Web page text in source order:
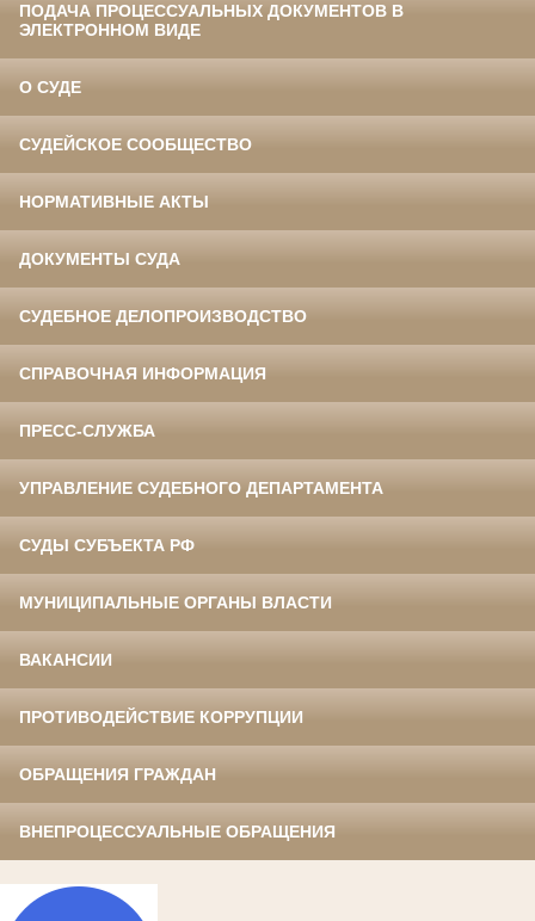
ПОДАЧА ПРОЦЕССУАЛЬНЫХ ДОКУМЕНТОВ В
ЭЛЕКТРОННОМ ВИДЕ
О СУДЕ
СУДЕЙСКОЕ СООБЩЕСТВО
НОРМАТИВНЫЕ АКТЫ
ДОКУМЕНТЫ СУДА
СУДЕБНОЕ ДЕЛОПРОИЗВОДСТВО
СПРАВОЧНАЯ ИНФОРМАЦИЯ
ПРЕСС-СЛУЖБА
УПРАВЛЕНИЕ СУДЕБНОГО ДЕПАРТАМЕНТА
СУДЫ СУБЪЕКТА РФ
МУНИЦИПАЛЬНЫЕ ОРГАНЫ ВЛАСТИ
ВАКАНСИИ
ПРОТИВОДЕЙСТВИЕ КОРРУПЦИИ
ОБРАЩЕНИЯ ГРАЖДАН
ВНЕПРОЦЕССУАЛЬНЫЕ ОБРАЩЕНИЯ